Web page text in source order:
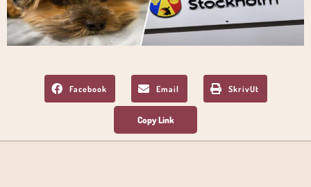
Facebook Email SkrivUt